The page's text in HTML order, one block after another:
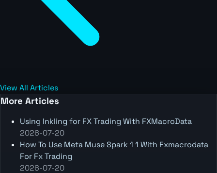
View All Articles
More Articles
Using Inkling for FX Trading With FXMacroData
2026-07-20
How To Use Meta Muse Spark 1 1 With Fxmacrodata
For Fx Trading
2026-07-20